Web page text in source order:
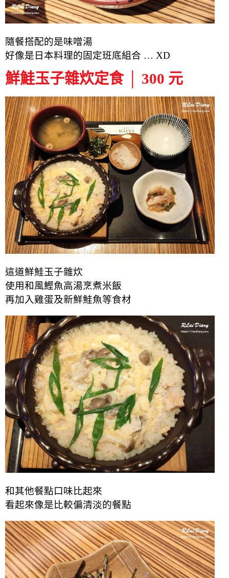
隨餐搭配的是味噌湯
好像是日本料理的固定班底組合 … XD
鮮鮭玉子雜炊定食 │ 300 元
這道鮮鮭玉子雜炊
使用和風鰹魚高湯烹煮米飯
再加入雞蛋及新鮮鮭魚等食材
和其他餐點口味比起來
看起來像是比較偏清淡的餐點